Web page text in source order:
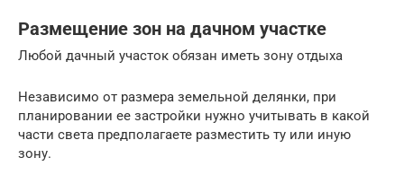
Размещение зон на дачном участке
Любой дачный участок обязан иметь зону отдыха
Независимо от размера земельной делянки, при
планировании ее застройки нужно учитывать в какой
части света предполагаете разместить ту или иную
зону.